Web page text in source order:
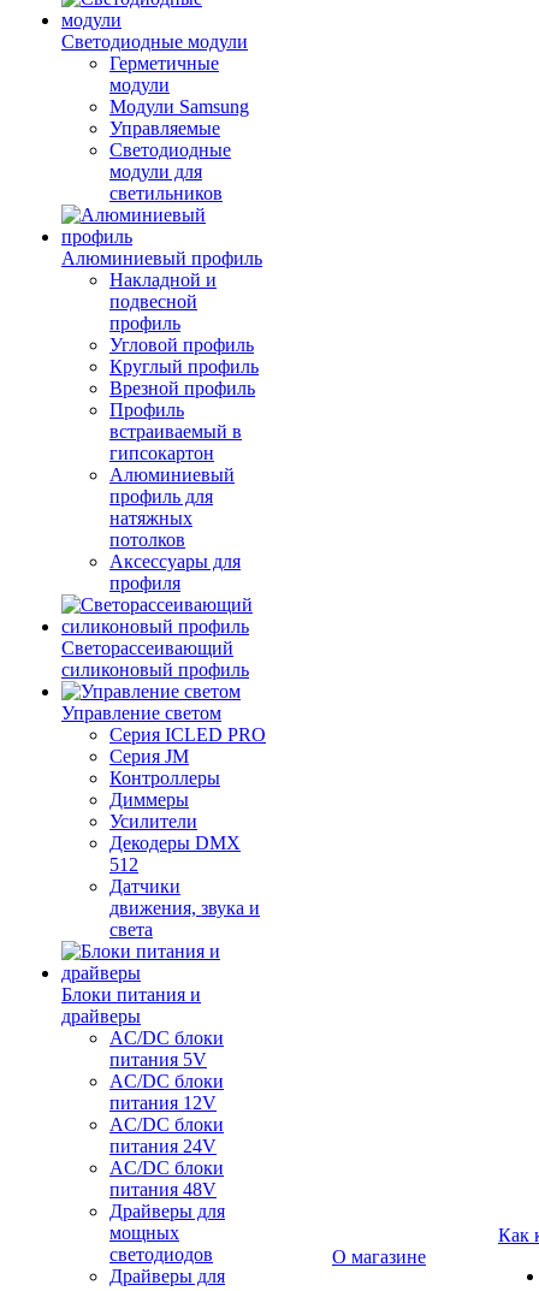
Светодиодные модули
Герметичные
модули
Модули Samsung
Управляемые
Светодиодные
модули для
светильников
Алюминиевый профиль
Накладной и
подвесной
профиль
Угловой профиль
Круглый профиль
Врезной профиль
Профиль
встраиваемый в
гипсокартон
Алюминиевый
профиль для
натяжных
потолков
Аксессуары для
профиля
Светорассеивающий
силиконовый профиль
Управление светом
Серия ICLED PRO
Серия JM
Контроллеры
Диммеры
Усилители
Декодеры DMX
512
Датчики
движения, звука и
света
Блоки питания и
драйверы
AC/DC блоки
питания 5V
AC/DC блоки
питания 12V
AC/DC блоки
питания 24V
AC/DC блоки
питания 48V
Драйверы для
мощных
светодиодов
Драйверы для
О магазине
Как